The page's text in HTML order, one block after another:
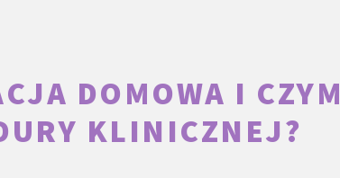
DOMOWA I CZYM
KLINICZNEJ?